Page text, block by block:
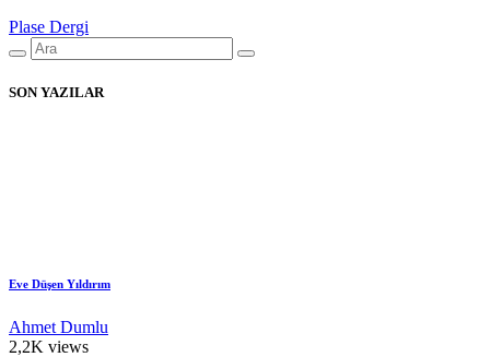
Plase Dergi
SON YAZILAR
Eve Düşen Yıldırım
Ahmet Dumlu
2,2K views